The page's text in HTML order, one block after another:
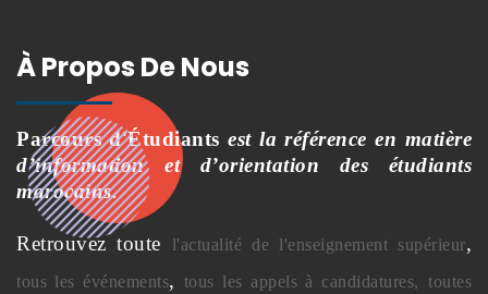
À Propos De Nous
Parcours d'Étudiants est la référence en matière
d’information et d’orientation des étudiants
marocains.
Retrouvez toute l'actualité de l'enseignement supérieur,
tous les événements, tous les appels à candidatures, toutes